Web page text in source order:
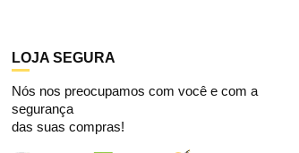
LOJA SEGURA
Nós nos preocupamos com você e com a
segurança
das suas compras!